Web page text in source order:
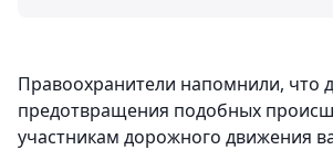
Правоохранители напомнили, что
предотвращения подобных
участникам дорожного движения